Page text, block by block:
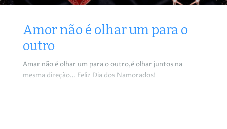
Amor não é olhar um para o
outro
Amar não é olhar um para o outro,é olhar juntos na
mesma direção… Feliz Dia dos Namorados!